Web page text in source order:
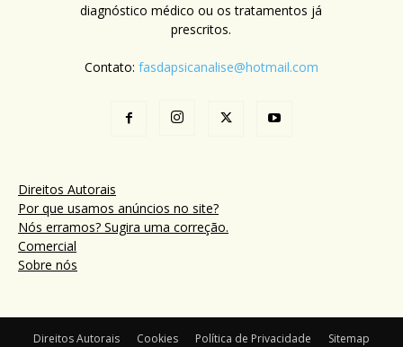
diagnóstico médico ou os tratamentos já
prescritos.
Contato: fasdapsicanalise@hotmail.com
Direitos Autorais
Por que usamos anúncios no site?
Nós erramos? Sugira uma correção.
Comercial
Sobre nós
Direitos Autorais Cookies Política de Privacidade Sitemap